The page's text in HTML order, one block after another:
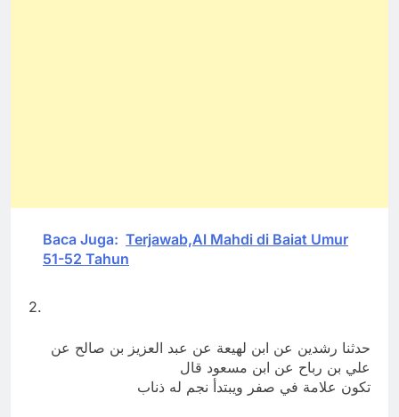
Baca Juga: Terjawab,Al Mahdi di Baiat Umur
51-52 Tahun
2.
حدثنا رشدين عن ابن لهيعة عن عبد العزيز بن صالح عن
علي بن رباح عن ابن مسعود قال
تكون علامة في صفر ويبتدأ نجم له ذناب